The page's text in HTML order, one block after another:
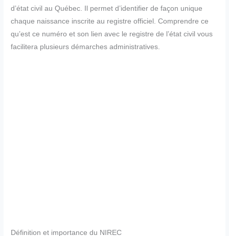
d’état civil au Québec. Il permet d’identifier de façon unique
chaque naissance inscrite au registre officiel. Comprendre ce
qu’est ce numéro et son lien avec le registre de l’état civil vous
facilitera plusieurs démarches administratives.
Définition et importance du NIREC